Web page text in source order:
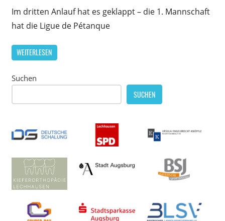
Im dritten Anlauf hat es geklappt – die 1. Mannschaft
hat die Ligue de Pétanque
WEITERLESEN
Suchen
SUCHEN